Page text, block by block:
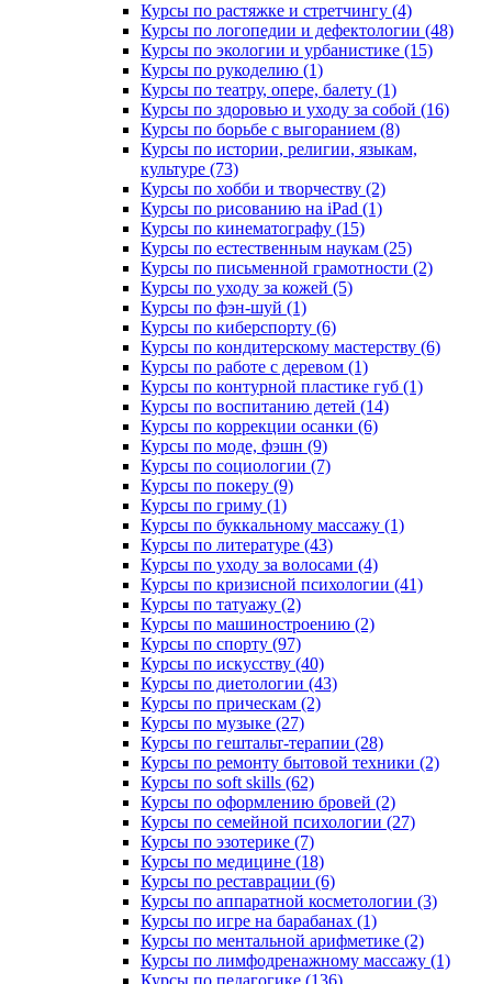
Курсы по растяжке и стретчингу (4)
Курсы по логопедии и дефектологии (48)
Курсы по экологии и урбанистике (15)
Курсы по рукоделию (1)
Курсы по театру, опере, балету (1)
Курсы по здоровью и уходу за собой (16)
Курсы по борьбе с выгоранием (8)
Курсы по истории, религии, языкам,
культуре (73)
Курсы по хобби и творчеству (2)
Курсы по рисованию на iPad (1)
Курсы по кинематографу (15)
Курсы по естественным наукам (25)
Курсы по письменной грамотности (2)
Курсы по уходу за кожей (5)
Курсы по фэн-шуй (1)
Курсы по киберспорту (6)
Курсы по кондитерскому мастерству (6)
Курсы по работе с деревом (1)
Курсы по контурной пластике губ (1)
Курсы по воспитанию детей (14)
Курсы по коррекции осанки (6)
Курсы по моде, фэшн (9)
Курсы по социологии (7)
Курсы по покеру (9)
Курсы по гриму (1)
Курсы по буккальному массажу (1)
Курсы по литературе (43)
Курсы по уходу за волосами (4)
Курсы по кризисной психологии (41)
Курсы по татуажу (2)
Курсы по машиностроению (2)
Курсы по спорту (97)
Курсы по искусству (40)
Курсы по диетологии (43)
Курсы по прическам (2)
Курсы по музыке (27)
Курсы по гештальт-терапии (28)
Курсы по ремонту бытовой техники (2)
Курсы по soft skills (62)
Курсы по оформлению бровей (2)
Курсы по семейной психологии (27)
Курсы по эзотерике (7)
Курсы по медицине (18)
Курсы по реставрации (6)
Курсы по аппаратной косметологии (3)
Курсы по игре на барабанах (1)
Курсы по ментальной арифметике (2)
Курсы по лимфодренажному массажу (1)